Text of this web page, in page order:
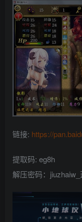
链接: https://
提取码: eg8h
解压密码：jiuzhaiw_